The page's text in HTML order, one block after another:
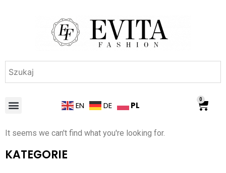
EN DE PL
0
KATEGORIE
It seems we can't find what you're looking for.